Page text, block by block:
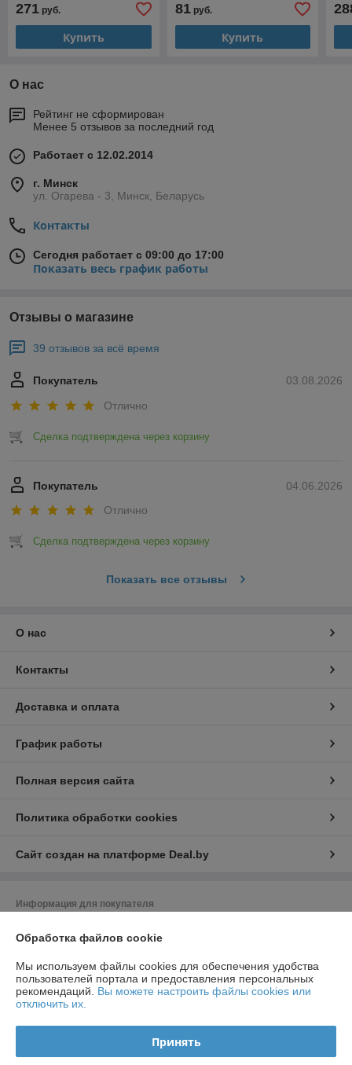
271 руб.
Купить
81руб.
Купить
О нас
Рейтинг не сформирован
Менее 5 отзывов за последний год
Работает с 12.02.2014
г. Минск
ул. Огарева - 3, Минск, Беларусь
Контакты
Сегодня работает с 09:00 до 17:00
Показать весь график работы
Отзывы о магазине
39 отзывов за всё время
03.08.2026
Покупатель
Отлично
Сделка подтверждена через корзину
04.06.2026
Покупатель
Отлично
Сделка подтверждена через корзину
Показать все отзывы
О нас
Контакты
Доставка и оплата
График работы
Полная версия сайта
Политика обработки cookies
Сайт создан на платформе Deal.by
Информация для покупателя
ул. Якубова 66-4-92
Регистрационный номер ЕГР: 192050953
УНП: 192050953
Дата регистрации компании: 16.09.2013
Обработка файлов cookie
Мы используем файлы cookies для обеспечения удобства
пользователей портала и предоставления персональных
рекомендаций. Вы можете настроить файлы cookies или
отключить их.
Принять